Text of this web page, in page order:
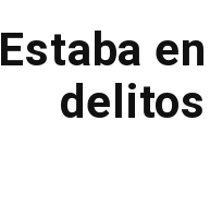
Estaba